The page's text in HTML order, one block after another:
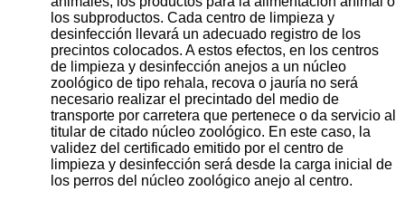
los subproductos. Cada centro de limpieza y
desinfección llevará un adecuado registro de los
precintos colocados. A estos efectos, en los centros
de limpieza y desinfección anejos a un núcleo
zoológico de tipo rehala, recova o jauría no será
necesario realizar el precintado del medio de
transporte por carretera que pertenece o da servicio al
titular de citado núcleo zoológico. En este caso, la
validez del certificado emitido por el centro de
limpieza y desinfección será desde la carga inicial de
los perros del núcleo zoológico anejo al centro.